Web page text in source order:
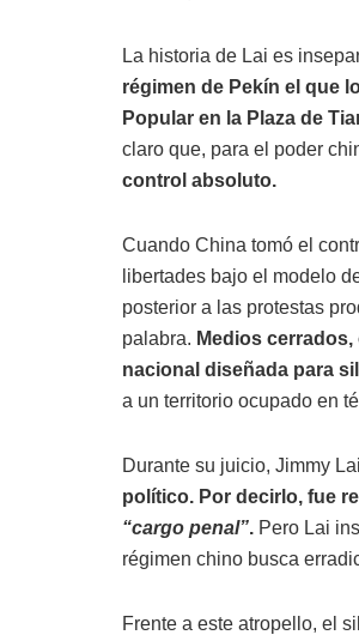
La historia de Lai es
régimen de Pekín el que
Popular en la Plaza de
claro que, para el poder
control absoluto.
Cuando China tomó el
libertades bajo el modelo
posterior a las protestas
palabra. Medios
nacional diseñada para
a un territorio ocupado en
Durante su juicio, Jimmy
político. Por decirlo, fue
“cargo penal”. Pero Lai
régimen chino busca
Frente a este atropello, el